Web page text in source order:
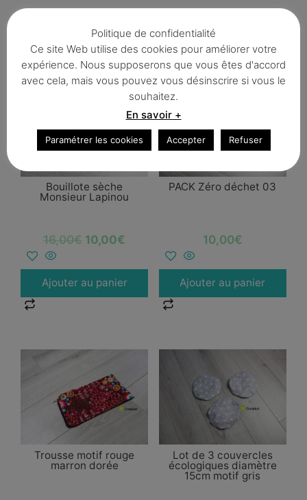
Produits similaires
Promo !
Bouillote sèche
Monsieur Lapinou
16,00€ 10,00€
Ajouter au panier
PACK Zéro déchet 03
10,00€
Ajouter au panier
Trousse motif rouge
marron dorée
Lot de 3 couvercles
écologiques diamètre
15cm motif gris
Politique de confidentialité
Ce site Web utilise des cookies pour améliorer votre
expérience. Nous supposerons que vous êtes d'accord
avec cela, mais vous pouvez vous désinscrire si vous le
souhaitez.
En savoir +
Paramétrer les cookies Accepter Refuser